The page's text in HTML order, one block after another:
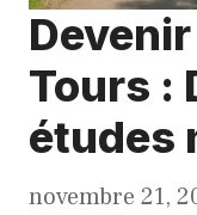
Tours :
études
novembre 21,